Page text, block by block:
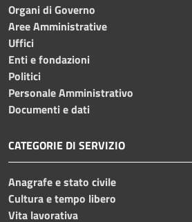
Organi di Governo
Aree Amministrative
Uffici
Enti e fondazioni
Politici
Personale Amministrativo
Documenti e dati
CATEGORIE DI SERVIZIO
Anagrafe e stato civile
Cultura e tempo libero
Vita lavorativa